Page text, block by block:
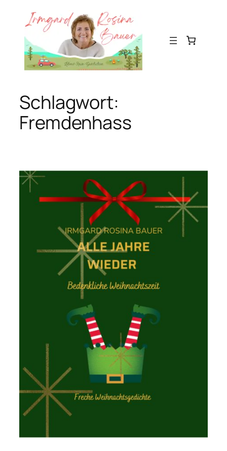
Inhalt
springen
Schlagwort:
Fremdenhass